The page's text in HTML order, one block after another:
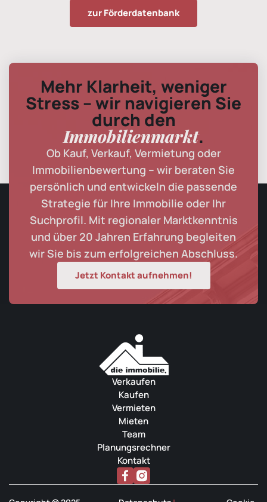
zur Förderdatenbank
Mehr Klarheit, weniger
Stress – wir navigieren Sie
durch den
Immobilienmarkt.
Ob Kauf, Verkauf, Vermietung oder
Immobilienbewertung – wir beraten Sie
persönlich und entwickeln die passende
Strategie für Ihre Immobilie oder Ihr
Suchprofil. Mit regionaler Marktkenntnis
und über 20 Jahren Erfahrung begleiten
wir Sie bis zum erfolgreichen Abschluss.
Jetzt Kontakt aufnehmen!
Verkaufen
Kaufen
Vermieten
Mieten
Team
Planungsrechner
Kontakt